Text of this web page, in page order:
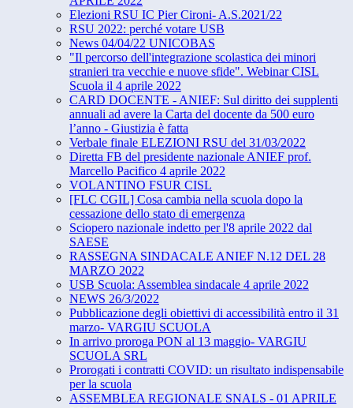
Elezioni RSU IC Pier Cironi- A.S.2021/22
RSU 2022: perché votare USB
News 04/04/22 UNICOBAS
"Il percorso dell'integrazione scolastica dei minori
stranieri tra vecchie e nuove sfide". Webinar CISL
Scuola il 4 aprile 2022
CARD DOCENTE - ANIEF: Sul diritto dei supplenti
annuali ad avere la Carta del docente da 500 euro
l’anno - Giustizia è fatta
Verbale finale ELEZIONI RSU del 31/03/2022
Diretta FB del presidente nazionale ANIEF prof.
Marcello Pacifico 4 aprile 2022
VOLANTINO FSUR CISL
[FLC CGIL] Cosa cambia nella scuola dopo la
cessazione dello stato di emergenza
Sciopero nazionale indetto per l'8 aprile 2022 dal
SAESE
RASSEGNA SINDACALE ANIEF N.12 DEL 28
MARZO 2022
USB Scuola: Assemblea sindacale 4 aprile 2022
NEWS 26/3/2022
Pubblicazione degli obiettivi di accessibilità entro il 31
marzo- VARGIU SCUOLA
In arrivo proroga PON al 13 maggio- VARGIU
SCUOLA SRL
Prorogati i contratti COVID: un risultato indispensabile
per la scuola
ASSEMBLEA REGIONALE SNALS - 01 APRILE